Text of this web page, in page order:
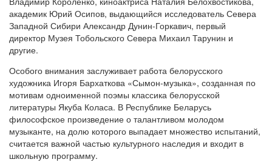
академик Юрий Осипов, выдающийся исследователь Севера
Западной Сибири Александр Дунин-Горкавич, первый
директор Музея Тобольского Севера Михаил Тарунин и
другие.
Особого внимания заслуживает работа белорусского
художника Игоря Бархаткова «Сымон-музыка», созданная по
мотивам одноименной поэмы классика белорусской
литературы Якуба Коласа. В Республике Беларусь
философское произведение о талантливом молодом
музыканте, на долю которого выпадает множество испытаний,
считается важной частью культурного наследия и входит в
школьную программу.